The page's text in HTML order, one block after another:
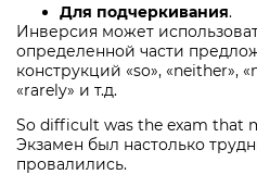
Для подчеркивания.
Инверсия может
определенной части
конструкций «so», «neither»,
«rarely» и т.д.
So difficult was the exam that
Экзамен был настолько
провалились.